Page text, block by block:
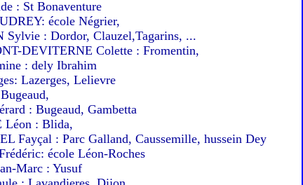
: St Bonaventure
école Négrier,
: Dordor, Clauzel,Tagarins, ...
DEVITERNE Colette : Fromentin,
: dely Ibrahim
Lazerges, Lelievre
: Bugeaud, Gambetta
Léon : Blida,
Fayçal : Parc Galland, Caussemille, hussein Dey
école Léon-Roches
Marc : Yusuf